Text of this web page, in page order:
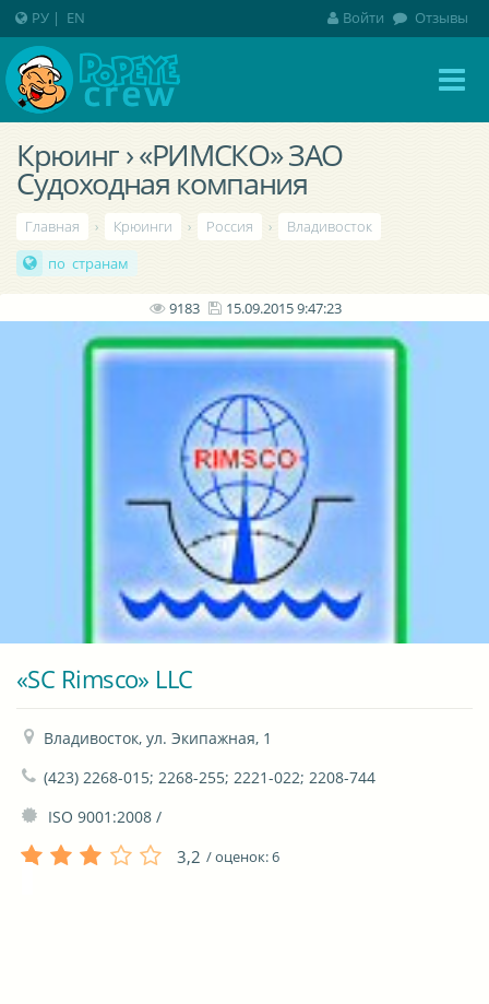
Крюинг › «РИМСКО» ЗАО
Судоходная компания
Главная › Крюинги › Россия ›
Владивосток
по странам
9183 15.09.2015 9:47:23
«SC Rimsco» LLC
Владивосток, ул. Экипажная, 1
(423) 2268-015; 2268-255; 2221-022; 2208-744
ISO 9001:2008 /
3,2 / оценок:6
РУ | EN Войти Отзывы